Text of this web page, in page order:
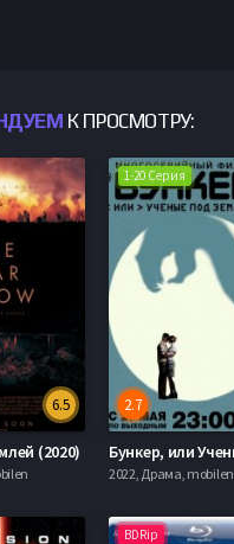
К ПРОСМОТРУ:
6.5
(2020)
1-20 Серия
2.7
2022, Драма, mobilen
BDRip